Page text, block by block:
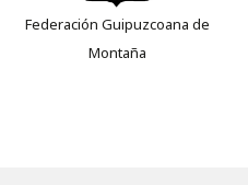
Federación Guipuzcoana de
Montaña